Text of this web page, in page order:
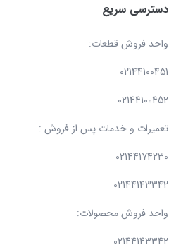
دسترسی سریع
واحد فروش قطعات:
02144100451
02144100452
تعمیرات و خدمات پس از فروش :
02144174230
02144143342
واحد فروش محصولات:
02144143342